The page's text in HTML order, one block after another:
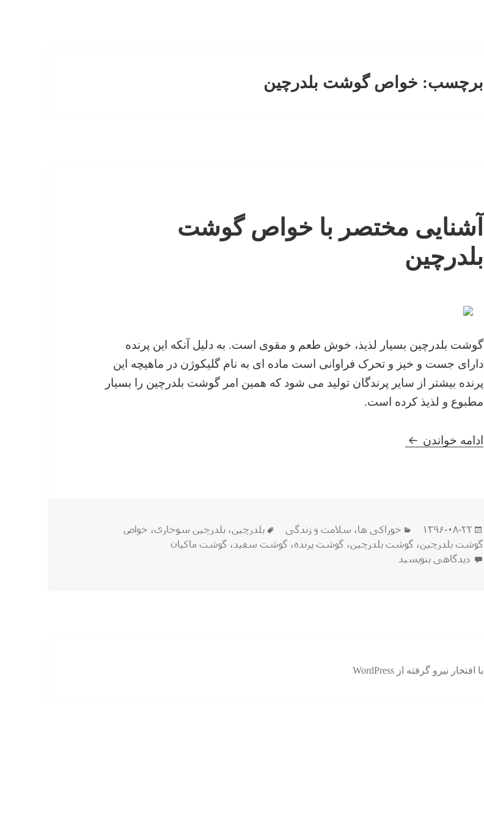
برچسب: خواص گوشت بلدرچین
آشنایی مختصر با خواص گوشت
بلدرچین
گوشت بلدرچین بسیار لذیذ، خوش طعم و مقوی است. به دلیل آنکه این پرنده
دارای جست و خیز و تحرک فراوانی است ماده ای به نام گلیکوژن در ماهیچه این
پرنده بیشتر از سایر پرندگان تولید می شود که همین امر گوشت بلدرچین را بسیار
مطبوع و لذیذ کرده است.
ادامه خواندن آشنایی مختصر با خواص گوشت بلدرچین
ارسال
شده
در
۱۳۹۶-۰۸-۲۲ دسته‌ها
خوراکی ها، سلامت و زندگی برچسب‌ها
بلدرچین،بلدرچین سوخاری، خواص
گوشت بلدرچین، گوشت بلدرچین، گوشت پرنده، گوشت سفید ، گوشت ماکیان
برای آشنایی مختصر با خواص گوشت بلدرچین
دیدگاهی بنویسید
با افتخار نیرو گرفته از WordPress